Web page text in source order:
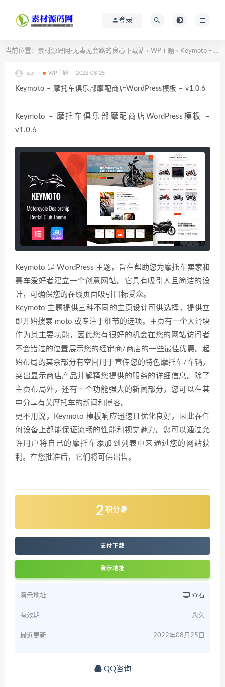
登录
当前位置： 素材源码网-无毒无套路的良心下载站 > WP主题 > Keymoto – 摩托车俱乐部摩配商店WordPress模板 – v1.0.6
scy WP主题 2022-08-25
Keymoto – 摩托车俱乐部摩配商店WordPress模板 – v1.0.6
Keymoto – 摩托车俱乐部摩配商店WordPress模板 –
v1.0.6
Keymoto 是 WordPress 主题，旨在帮助您为摩托车卖家和
赛车爱好者建立一个创意网站。它具有吸引人且简洁的设
计，可确保您的在线页面吸引目标受众。
Keymoto 主题提供三种不同的主页设计可供选择，提供立
即开始搜索 moto 或专注于细节的选项。主页有一个大滑块
作为其主要功能，因此您有很好的机会在您的网站访问者
不会错过的位置展示您的经销商/商店的一些最佳优惠。起
始布局的其余部分有空间用于宣传您的特色摩托车/车辆，
突出显示商店产品并解释您提供的服务的详细信息。除了
主页布局外，还有一个功能强大的新闻部分，您可以在其
中分享有关摩托车的新闻和博客。
更不用说，Keymoto 模板响应迅速且优化良好，因此在任
何设备上都能保证流畅的性能和视觉魅力。您可以通过允
许用户将自己的摩托车添加到列表中来通过您的网站获
利。在您批准后，它们将可供出售。
2 积分
支付下载
演示地址
演示地址 查看
有效期 永久
最近更新 2022年08月25日
QQ咨询